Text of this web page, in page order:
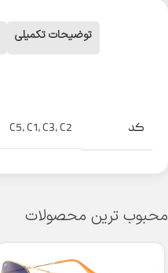
توضیحات تکمیلی
کد C5,C1,C3,C2
محبوب ترین محصولات